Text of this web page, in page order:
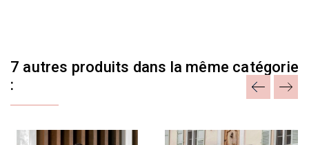
7 autres produits dans la même catégorie
: